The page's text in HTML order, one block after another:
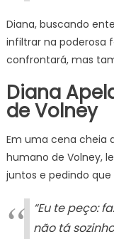
Diana, buscando
infiltrar na poderosa
confrontará, mas
Diana
de Volney
Em uma cena cheia
humano de Volney,
juntos e pedindo
“Eu te peço:
não tá